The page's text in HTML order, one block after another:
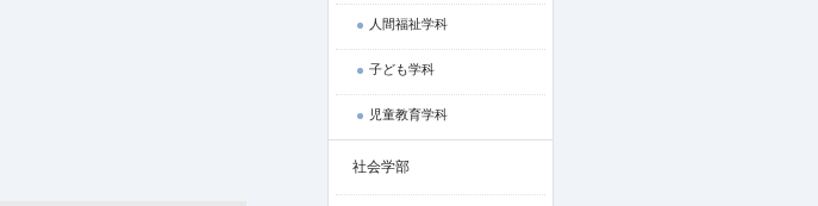
人間福祉学科
子ども学科
児童教育学科
社会学部